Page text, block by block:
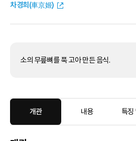
차경희(車京姬)
소의 무릎뼈를 푹 고아 만든 음식.
개관 내용 특징